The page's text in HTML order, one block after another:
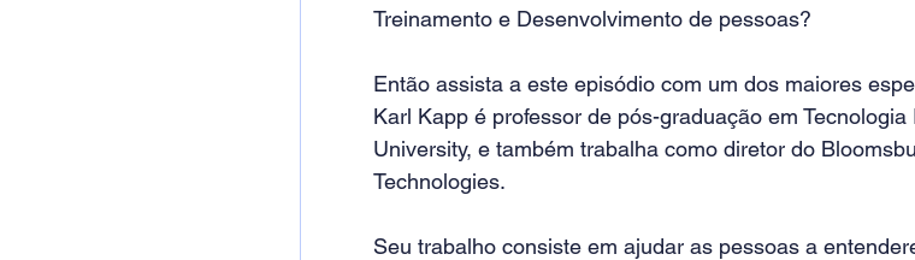
Treinamento e Desenvolvimento de pessoas?
Então assista a este episódio com um dos maiores
Karl Kapp é professor de pós-graduação em
University, e também trabalha como diretor do
Technologies.
Seu trabalho consiste em ajudar as pessoas a